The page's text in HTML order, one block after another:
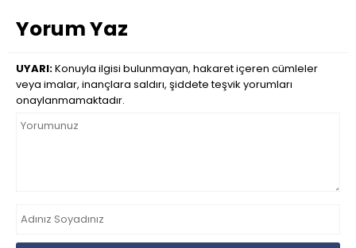
Yorum Yaz
UYARI:Konuyla ilgisi bulunmayan, hakaret içeren cümleler
veya imalar, inançlara saldırı, şiddete teşvik yorumları
onaylanmamaktadır.